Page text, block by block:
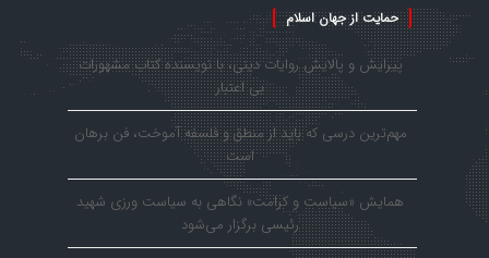
حمایت از جهان اسلام
پیرایش و پالایش روایات دینی، با نویسنده کتاب مشهورات
بی اعتبار
مهم‌ترین درسی که باید از منطق و فلسفه آموخت، فن برهان
است
همایش «سیاست و کرامت» نگاهی به سیاست ورزی شهید
رئیسی برگزار می‌شود